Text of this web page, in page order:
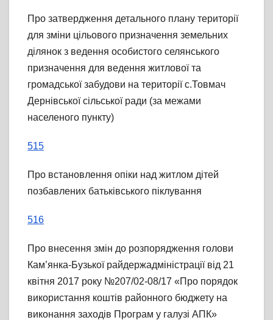
Про затвердження детального плану території
для зміни цільового призначення земельних
ділянок з ведення особистого селянського
призначення для ведення житлової та
громадської забудови на території с.Товмач
Дернівської сільської ради (за межами
населеного пункту)
515
Про встановлення опіки над житлом дітей
позбавлених батьківського піклування
516
Про внесення змін до розпорядження голови
Кам’янка-Бузької райдержадміністрації від 21
квітня 2017 року №207/02-08/17 «Про порядок
використання коштів районного бюджету на
виконання заходів Програм у галузі АПК»